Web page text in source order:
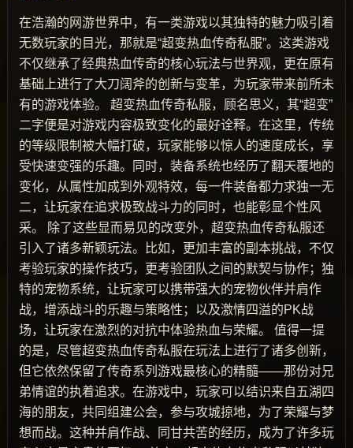
在浩瀚的网游世界中，有一类游戏以其独特的魅力吸引着
无数玩家的目光，那就是“超变热血传奇私服”。这类游戏
不仅继承了经典热血传奇的核心玩法与世界观，更在原有
基础上进行了大刀阔斧的创新与变革，为玩家带来前所未
有的游戏体验。 超变热血传奇私服，顾名思义，其“超变”
二字便是对游戏内容极致变化的最好诠释。在这里，传统
的等级限制被大幅打破，玩家能够以惊人的速度成长，享
受快速变强的乐趣。同时，装备系统也经历了翻天覆地的
变化，从属性加成到外观特效，每一件装备都力求独一无
二，让玩家在追求极致战斗力的同时，也能彰显个性风
采。 除了这些显而易见的改变外，超变热血传奇私服还
引入了诸多新颖玩法。比如，更加丰富的副本挑战，不仅
考验玩家的操作技巧，更考验团队之间的默契与协作；独
特的宠物系统，让玩家可以携带强大的宠物伙伴并肩作
战，增添战斗的乐趣与策略性；以及激情四溢的PK战
场，让玩家在激烈的对抗中体验热血与荣耀。 值得一提
的是，尽管超变热血传奇私服在玩法上进行了诸多创新，
但它依然保留了传奇系列游戏最核心的精髓——那份对兄
弟情谊的执着追求。在游戏中，玩家可以结识来自五湖四
海的朋友，共同组建公会，参与攻城掠地，为了荣耀与梦
想而战。这种并肩作战、同甘共苦的经历，成为了许多玩